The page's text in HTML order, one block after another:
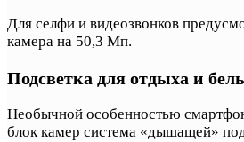
Для селфи и видеозвонков
камера на 50,3 Мп.
Подсветка для отдыха и
Необычной особенностью
блок камер система «дышащей»